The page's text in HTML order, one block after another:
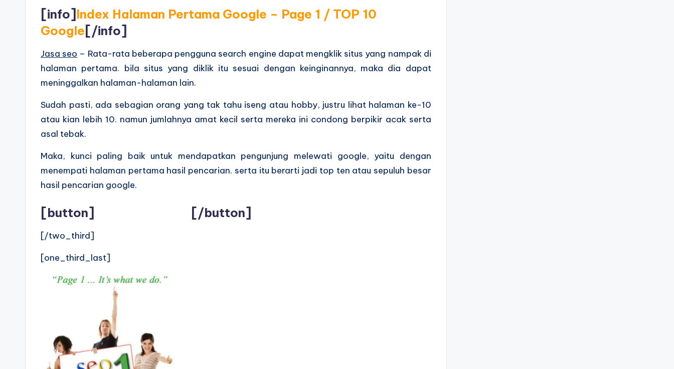
[info] Index Halaman Pertama Google – Page 1 / TOP 10
Google [/info]
Jasa seo – Rata-rata beberapa pengguna search engine dapat mengklik situs yang nampak di
halaman pertama. bila situs yang diklik itu sesuai dengan keinginannya, maka dia dapat
meninggalkan halaman-halaman lain.
Sudah pasti, ada sebagian orang yang tak tahu iseng atau hobby, justru lihat halaman ke-10
atau kian lebih 10. namun jumlahnya amat kecil serta mereka ini condong berpikir acak serta
asal tebak.
Maka, kunci paling baik untuk mendapatkan pengunjung melewati google, yaitu dengan
menempati halaman pertama hasil pencarian. serta itu berarti jadi top ten atau sepuluh besar
hasil pencarian google.
[button] [/button]
[/two_third]
[one_third_last]